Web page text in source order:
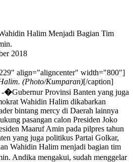
Halim Menjadi Bagian Tim
2018
align="aligncenter" width="800"]
(Photo/Kumparan)[/caption]
-�Gubernur Provinsi Banten yang juga
Wahidin Halim dikabarkan
bintang mercy di Daerah lainnya
pasangan calon Presiden Joko
Maaruf Amin pada pilpres tahun
yang juga politikus Partai Golkar,
Wahidin Halim menjadi bagian tim
Andika mengakui, sudah menggelar